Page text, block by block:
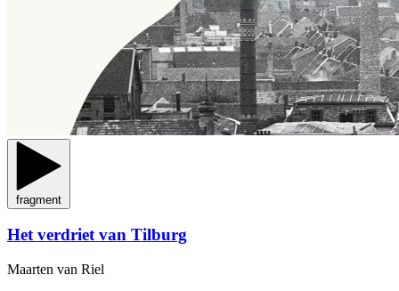
fragment
Het verdriet van Tilburg
Maarten van Riel